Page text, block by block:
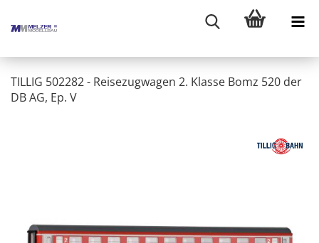
TILLIG 502282 - Reisezugwagen 2. Klasse Bomz 520 der
DB AG, Ep. V